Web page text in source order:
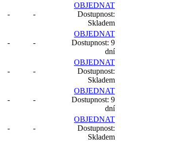
- -
OBJEDNAT
Dostupnost:
Skladem
- -
OBJEDNAT
Dostupnost: 9
dní
- -
OBJEDNAT
Dostupnost:
Skladem
- -
OBJEDNAT
Dostupnost: 9
dní
- -
OBJEDNAT
Dostupnost:
Skladem